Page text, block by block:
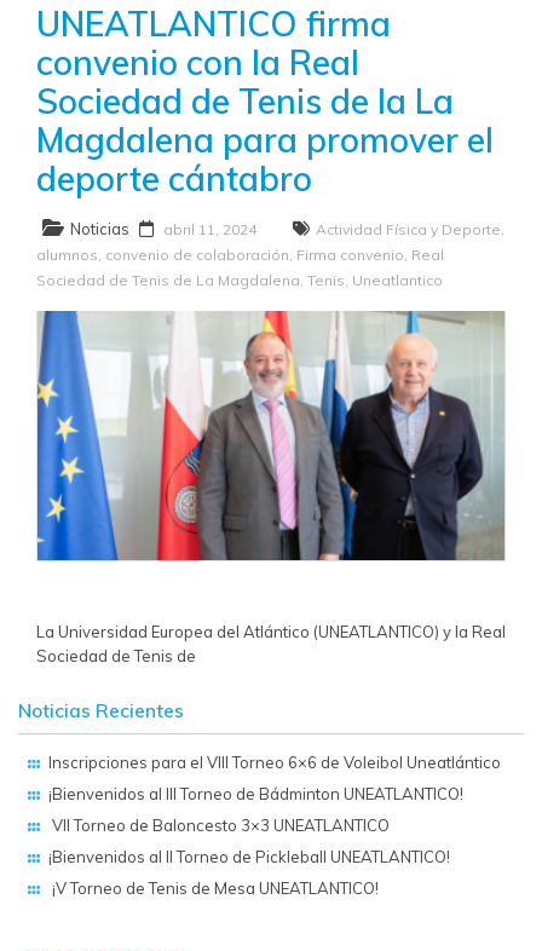
UNEATLANTICO firma
convenio con la Real
Sociedad de Tenis de la La
Magdalena para promover el
deporte cántabro
Noticias abril 11, 2024 Actividad Física y Deporte
alumnos convenio de colaboración Firma convenio Real
Sociedad de Tenis de La Magdalena Tenis Uneatlantico
La Universidad Europea del Atlántico (UNEATLANTICO) y la Real
Sociedad de Tenis de
Noticias Recientes
Inscripciones para el VIII Torneo 6×6 de Voleibol Uneatlántico
¡Bienvenidos al III Torneo de Bádminton UNEATLANTICO!
VII Torneo de Baloncesto 3×3 UNEATLANTICO
¡Bienvenidos al II Torneo de Pickleball UNEATLANTICO!
¡V Torneo de Tenis de Mesa UNEATLANTICO!